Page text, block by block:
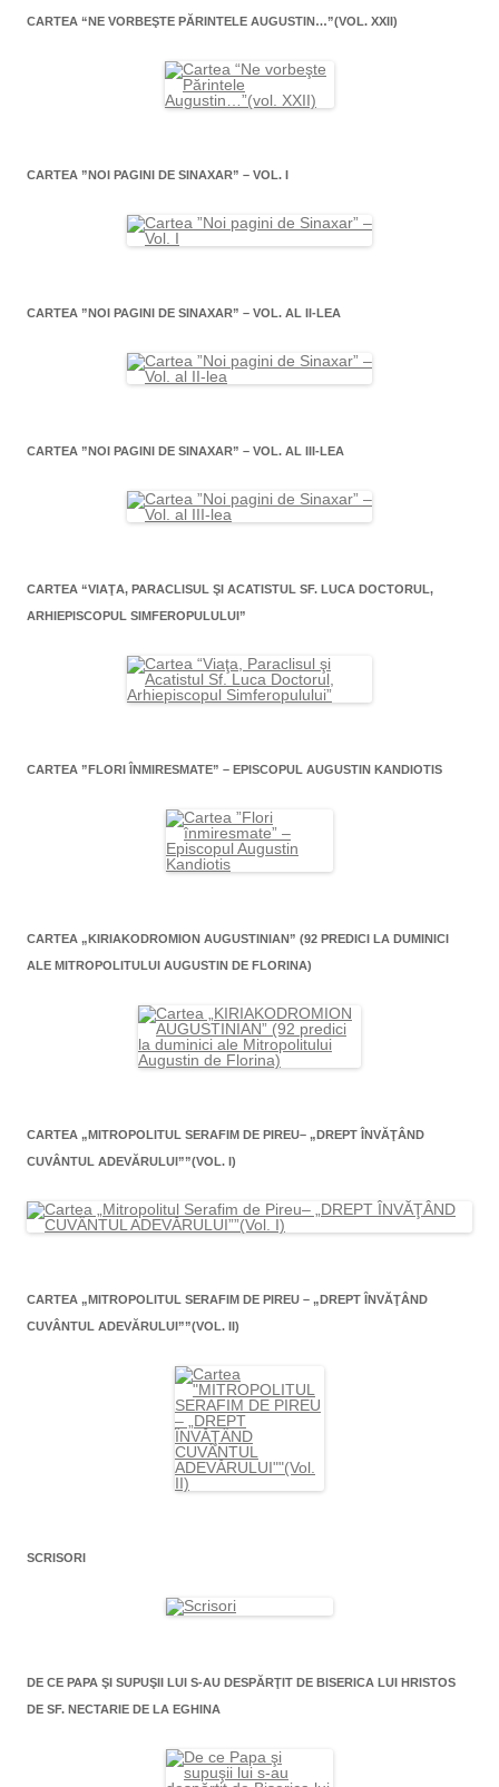
CARTEA “NE VORBEŞTE PĂRINTELE AUGUSTIN…”(VOL. XXII)
CARTEA ”NOI PAGINI DE SINAXAR” – VOL. I
CARTEA ”NOI PAGINI DE SINAXAR” – VOL. AL II-LEA
CARTEA ”NOI PAGINI DE SINAXAR” – VOL. AL III-LEA
CARTEA “VIAŢA, PARACLISUL ŞI ACATISTUL SF. LUCA DOCTORUL,
ARHIEPISCOPUL SIMFEROPULULUI”
CARTEA ”FLORI ÎNMIRESMATE” – EPISCOPUL AUGUSTIN KANDIOTIS
CARTEA „KIRIAKODROMION AUGUSTINIAN” (92 PREDICI LA DUMINICI
ALE MITROPOLITULUI AUGUSTIN DE FLORINA)
CARTEA „MITROPOLITUL SERAFIM DE PIREU– „DREPT ÎNVĂŢÂND
CUVÂNTUL ADEVĂRULUI””(VOL. I)
CARTEA „MITROPOLITUL SERAFIM DE PIREU – „DREPT ÎNVĂŢÂND
CUVÂNTUL ADEVĂRULUI””(VOL. II)
SCRISORI
DE CE PAPA ŞI SUPUŞII LUI S-AU DESPĂRŢIT DE BISERICA LUI HRISTOS
DE SF. NECTARIE DE LA EGHINA